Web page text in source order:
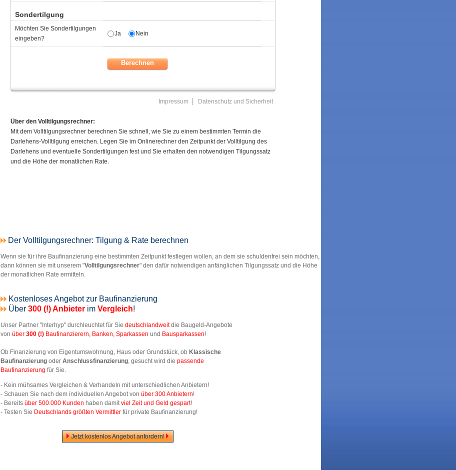
Der Volltilgungsrechner: Tilgung & Rate berechnen
Wenn sie für ihre Baufinanzierung eine bestimmten Zeitpunkt festlegen wollen, an dem sie schuldenfrei sein möchten,
dann können sie mit unserem "Volltilgungsrechner" den dafür notwendigen anfänglichen Tilgungssatz und die Höhe
der monatlichen Rate ermitteln.
Kostenloses Angebot zur Baufinanzierung
Über 300 (!) Anbieter im Vergleich!
Unser Partner "Interhyp" durchleuchtet für Sie deutschlandweitdie Baugeld-Angebote
von über 300 (!) Baufinanzierern, Banken, Sparkassen und Bausparkassen!
Ob Finanzierung von Eigentumswohnung, Haus oder Grundstück, ob Klassische
Baufinanzierung oder Anschlussfinanzierung, gesucht wird die passende
Baufinanzierung für Sie.
- Kein mühsames Vergleichen & Verhandeln mit unterschiedlichen Anbietern!
- Schauen Sie nach dem individuellen Angebot von über 300 Anbietern!
- Bereits über 500.000 Kunden haben damitviel Zeit und Geld gespart!
- Testen Sie Deutschlands größten Vermittler für private Baufinanzierung!
Jetzt kostenlos Angebot anfordern!